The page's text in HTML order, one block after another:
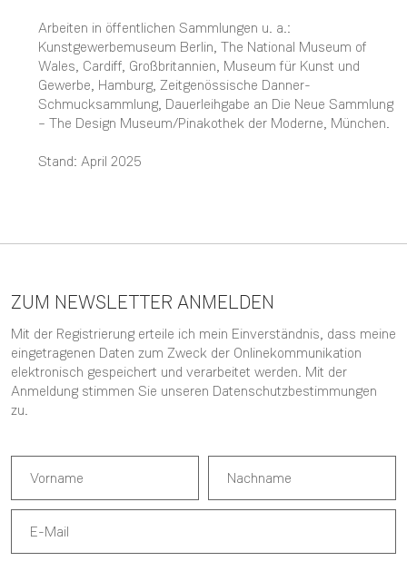
Arbeiten in öffentlichen Sammlungen u. a.:
Kunstgewerbemuseum Berlin, The National Museum of
Wales, Cardiff, Großbritannien, Museum für Kunst und
Gewerbe, Hamburg, Zeitgenössische Danner-
Schmucksammlung, Dauerleihgabe an Die Neue Sammlung
– The Design Museum/Pinakothek der Moderne, München.
Stand: April 2025
ZUM NEWSLETTER ANMELDEN
Mit der Registrierung erteile ich mein Einverständnis, dass meine
eingetragenen Daten zum Zweck der Onlinekommunikation
elektronisch gespeichert und verarbeitet werden. Mit der
Anmeldung stimmen Sie unseren Datenschutzbestimmungen
zu.